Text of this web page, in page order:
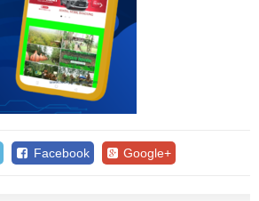
Facebook Google+